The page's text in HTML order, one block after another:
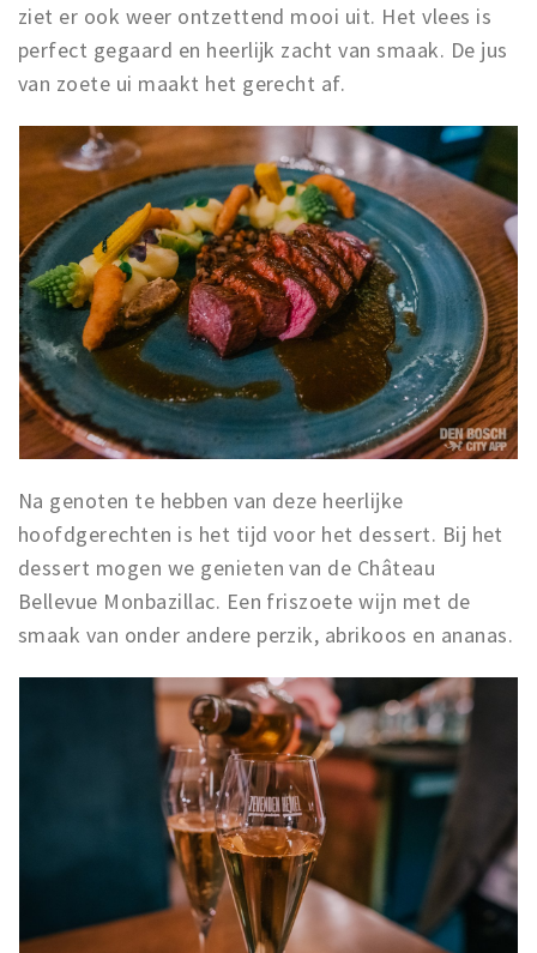
ziet er ook weer ontzettend mooi uit. Het vlees is
perfect gegaard en heerlijk zacht van smaak. De jus
van zoete ui maakt het gerecht af.
Na genoten te hebben van deze heerlijke
hoofdgerechten is het tijd voor het dessert. Bij het
dessert mogen we genieten van de Château
Bellevue Monbazillac. Een friszoete wijn met de
smaak van onder andere perzik, abrikoos en ananas.